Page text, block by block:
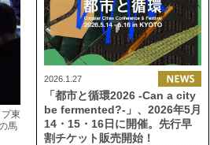
東
馬
2026.1.27
「都市と循環2026 -Can a city
be fermented?-」、2026年5月
14・15・16日に開催。先行早
割チケット販売開始！